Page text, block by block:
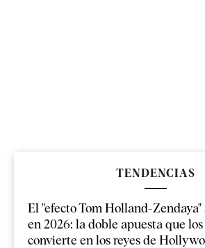
TENDENCIAS
El "efecto Tom Holland-Zendaya"
en 2026: la doble apuesta que los
convierte en los reyes de